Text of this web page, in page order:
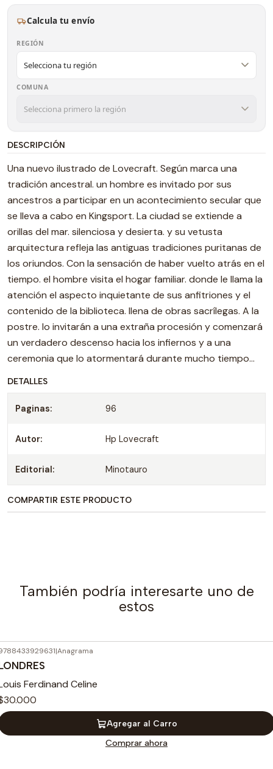
Calcula tu envío
REGIÓN
COMUNA
DESCRIPCIÓN
Una nuevo ilustrado de Lovecraft. Según marca una
tradición ancestral. un hombre es invitado por sus
ancestros a participar en un acontecimiento secular que
se lleva a cabo en Kingsport. La ciudad se extiende a
orillas del mar. silenciosa y desierta. y su vetusta
arquitectura refleja las antiguas tradiciones puritanas de
los oriundos. Con la sensación de haber vuelto atrás en el
tiempo. el hombre visita el hogar familiar. donde le llama la
atención el aspecto inquietante de sus anfitriones y el
contenido de la biblioteca. llena de obras sacrílegas. A la
postre. lo invitarán a una extraña procesión y comenzará
un verdadero descenso hacia los infiernos y a una
ceremonia que lo atormentará durante mucho tiempo…
DETALLES
Paginas: 96
Autor: Hp Lovecraft
Editorial: Minotauro
COMPARTIR ESTE PRODUCTO
También podría interesarte uno de
estos
|Anagrama
Ferdinand Celine
Agregar al Carro
Comprar ahora